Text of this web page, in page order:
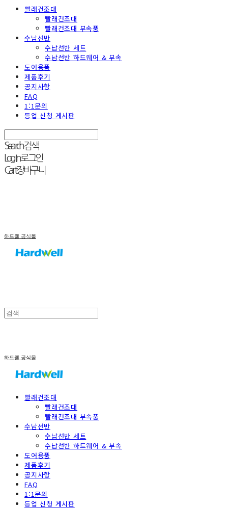
빨래건조대
빨래건조대
빨래건조대 부속품
수납선반
수납선반 세트
수납선반 하드웨어 & 부속
도어용품
제품후기
공지사항
FAQ
1:1문의
등업 신청 게시판
Search검색
Log In로그인
Cart장바구니
하드웰 공식몰
하드웰 공식몰
빨래건조대
빨래건조대
빨래건조대 부속품
수납선반
수납선반 세트
수납선반 하드웨어 & 부속
도어용품
제품후기
공지사항
FAQ
1:1문의
등업 신청 게시판